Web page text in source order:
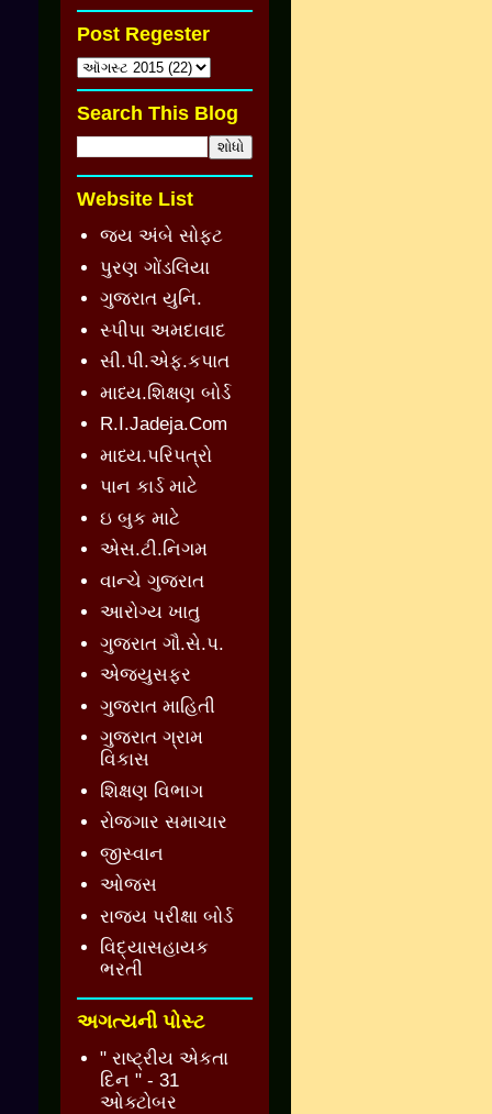
Post Regester
Search This Blog
Website List
જય અંબે સોફ્ટ
પુરણ ગોંડલિયા
ગુજરાત યુનિ.
સ્પીપા અમદાવાદ
સી.પી.એફ.કપાત
માધ્ય.શિક્ષણ બોર્ડ
R.I.Jadeja.Com
માધ્ય.પરિપત્રો
પાન કાર્ડ માટે
ઇ બુક માટે
એસ.ટી.નિગમ
વાન્ચે ગુજરાત
આરોગ્ય ખાતુ
ગુજરાત ગૌ.સે.પ.
એજ્યુસફર
ગુજરાત માહિતી
ગુજરાત ગ્રામ
વિકાસ
શિક્ષણ વિભાગ
રોજગાર સમાચાર
જીસ્વાન
ઓજસ
રાજ્ય પરીક્ષા બોર્ડ
વિદ્યાસહાયક
ભરતી
અગત્યની પોસ્ટ
" રાષ્ટ્રીય એકતા
દિન " - 31
ઓક્ટોબર